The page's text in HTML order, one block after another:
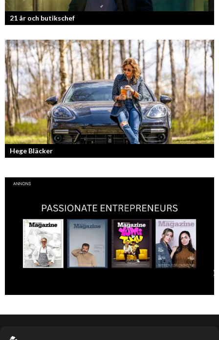
21 år och butikschef
Denis Manasiev Vukotic driver Teknikmagasinet mot nya framgångar!
Hege Bläcker
Bilfantast, influencer och en av Lidköpings mest framgångsrika